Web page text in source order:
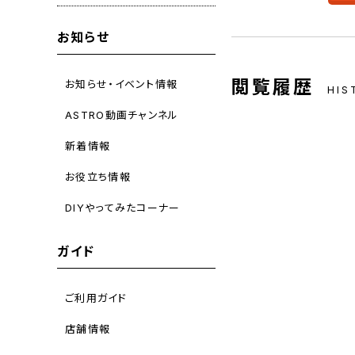
お知らせ
お知らせ・イベント情報
ASTRO動画チャンネル
新着情報
お役立ち情報
DIYやってみたコーナー
ガイド
ご利用ガイド
店舗情報
閲覧履歴